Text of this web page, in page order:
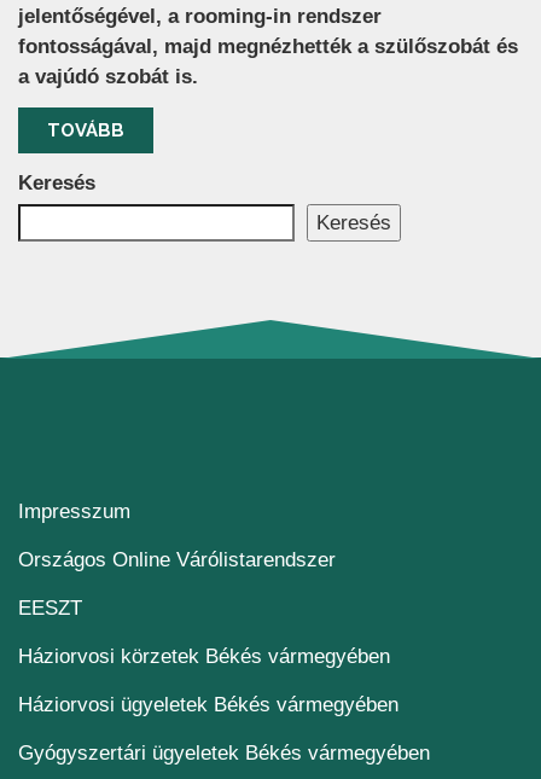
jelentőségével, a rooming-in rendszer
fontosságával, majd megnézhették a szülőszobát és
a vajúdó szobát is.
TOVÁBB
Keresés
Keresés
Impresszum
Országos Online Várólistarendszer(új ablakban nyílik
EESZT(új ablakban nyílik meg)
Háziorvosi körzetek Békés vármegyében
Háziorvosi ügyeletek Békés vármegyében
Gyógyszertári ügyeletek Békés vármegyében